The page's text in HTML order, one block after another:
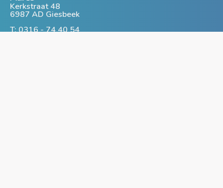
Kerkstraat 48
6987 AD Giesbeek
T: 0316 - 74 40 54